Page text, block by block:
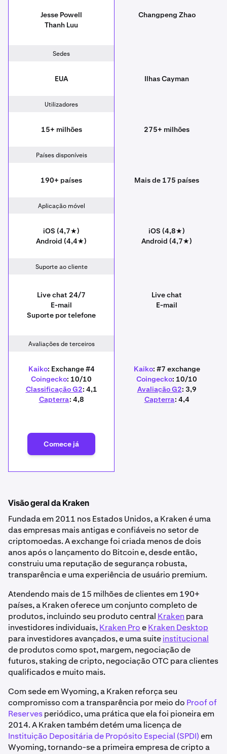
Jesse Powell
Thanh Luu
Changpeng Zhao
Sedes
EUA Ilhas Cayman
Utilizadores
15+ milhões 275+ milhões
Países disponíveis
190+ países Mais de 175 países
Aplicação móvel
iOS (4,7★)
Android (4,4★)
iOS (4,8★)
Android (4,7★)
Suporte ao cliente
Live chat 24/7
E-mail
Suporte por telefone
Live chat
E-mail
Avaliações de terceiros
Kaiko: Exchange #4
Coingecko: 10/10
Classificação G2: 4,1
Capterra: 4,8
Kaiko: #7 exchange
Coingecko: 10/10
Avaliação G2: 3,9
Capterra: 4,4
Comece já
Visão geral da Kraken
Fundada em 2011 nos Estados Unidos, a Kraken é uma
das empresas mais antigas e confiáveis no setor de
criptomoedas. A exchange foi criada menos de dois
anos após o lançamento do Bitcoin e, desde então,
construiu uma reputação de segurança robusta,
transparência e uma experiência de usuário premium.
Atendendo mais de 15 milhões de clientes em 190+
países, a Kraken oferece um conjunto completo de
produtos, incluindo seu produto central Kraken para
investidores individuais,Kraken ProeKraken Desktop
para investidores avançados, e uma suiteinstitucional
de produtos como spot, margem, negociação de
futuros, staking de cripto, negociação OTC para clientes
qualificados e muito mais.
Com sede em Wyoming, a Kraken reforça seu
compromisso com a transparência por meio do Proof of
Reservesperiódico, uma prática que ela foi pioneira em
2014. A Kraken também detém uma licença de
Instituição Depositária de Propósito Especial (SPDI)em
Wyoming, tornando-se a primeira empresa de cripto a